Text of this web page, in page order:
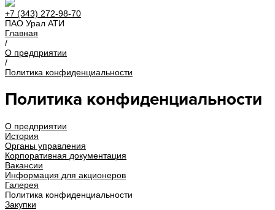
+7 (343) 272-98-70
ПАО Урал АТИ
Главная
/
О предприятии
/
Политика конфиденциальности
Политика конфиденциальности
О предприятии
История
Органы управления
Корпоративная документация
Вакансии
Информация для акционеров
Галерея
Политика конфиденциальности
Закупки